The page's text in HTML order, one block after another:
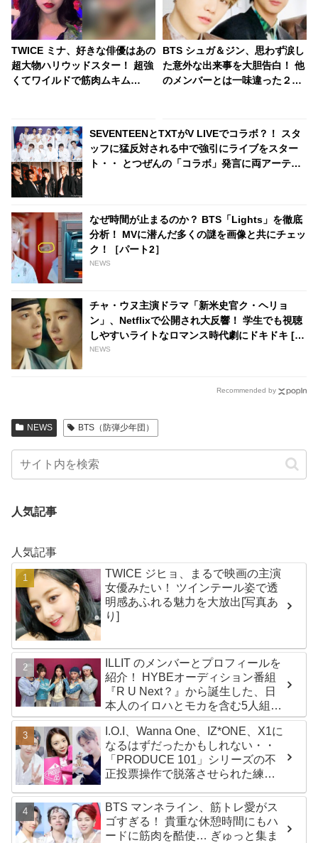
TWICE ミナ、好きな俳優はあの
超大物ハリウッドスター！ 超強
くてワイルドで筋肉ムキム
ンびっくり
BTS シュガ＆ジン、思わず涙し
た意外な出来事を大胆告白！ 他
のメンバーとは一味違った２人
SEVENTEENとTXTがV LIVEでコラボ？！ スタ
ッフに猛反対される中で強引にライブをスター
ト・・ とつぜんの「コラボ」発言に両アーティ
なぜ時間が止まるのか？ BTS「Lights」を徹底
分析！ MVに潜んだ多くの謎を画像と共にチェッ
ク！［パート2］
NEWS
チャ・ウヌ主演ドラマ「新米史官ク・ヘリョ
ン」、Netflixで公開され大反響！ 学生でも視聴
しやすいライトなロマンス時代劇にドキドキ [動
画あり]
NEWS
Recommended by
NEWS BTS（防弾少年団）
人気記事
人気記事
TWICE ジヒョ、まるで映画の主演
女優みたい！ ツインテール姿で透
明感あふれる魅力を大放出[写真あ
り]
ILLIT のメンバーとプロフィールを
紹介！ HYBEオーディション番組
『R U Next？』から誕生した、日
本人のイロハとモカを含む5人組ガ
ールズグループ！ デビュー曲
「Magnetic」がいきなりの大ヒッ
ト
I.O.I、Wanna One、IZ*ONE、X1に
なるはずだったかもしれない・・
「PRODUCE 101」シリーズの不
正投票操作で脱落させられた練習
BTS マンネライン、筋トレ愛がス
ゴすぎる！ 貴重な休憩時間にもハ
ードに筋肉を酷使… ぎゅっと集ま